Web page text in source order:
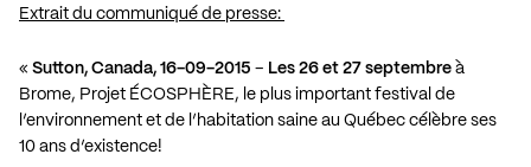
Extrait du communiqué de presse:
« Sutton, Canada, 16-09-2015 – Les 26 et 27 septembre à
Brome, Projet ÉCOSPHÈRE, le plus important festival de
l’environnement et de l’habitation saine au Québec célèbre ses
10 ans d’existence!